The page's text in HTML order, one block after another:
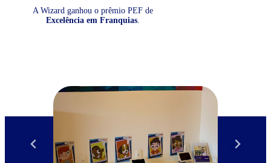
A Wizard ganhou o prêmio PEF de
Excelência em Franquias.